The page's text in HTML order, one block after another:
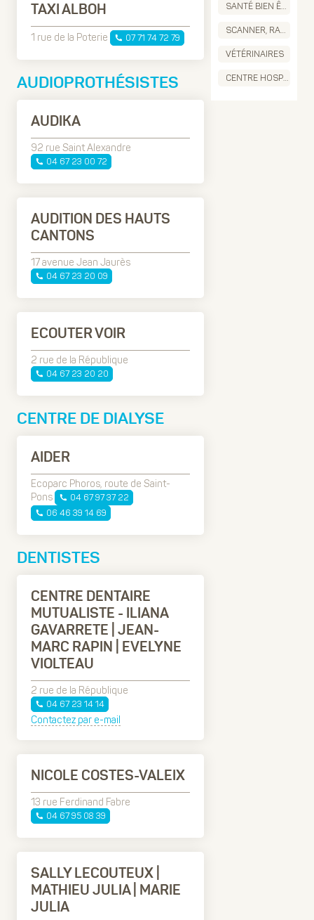
TAXI ALBOH
1 rue de la Poterie 07 71 74 72 79
AUDIOPROTHÉSISTES
AUDIKA
92 rue Saint Alexandre
04 67 23 00 72
AUDITION DES HAUTS
CANTONS
17 avenue Jean Jaurès
04 67 23 20 09
ECOUTER VOIR
2 rue de la République
04 67 23 20 20
CENTRE DE DIALYSE
AIDER
Ecoparc Phoros, route de Saint-
Pons
04 67 97 37 22
06 46 39 14 69
DENTISTES
CENTRE DENTAIRE
MUTUALISTE - ILIANA
GAVARRETE | JEAN-
MARC RAPIN | EVELYNE
VIOLTEAU
2 rue de la République
04 67 23 14 14
Contactez par e-mail
NICOLE COSTES-VALEIX
13 rue Ferdinand Fabre
04 67 95 08 39
SALLY LECOUTEUX |
MATHIEU JULIA | MARIE
JULIA
SANTÉ BIEN ÊTRE
SCANNER, RADIOLOGIE
VÉTÉRINAIRES
CENTRE HOSPITALIER